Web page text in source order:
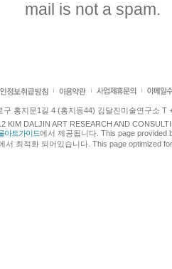
mail is not a spam.
구 홍지문1길 4 (홍지동44) 김달진미술연구소 T
KIM DALJIN ART RESEARCH AND
아트가이드에서 제공됩니다. This page provided
서 최적화 되어있습니다. This page optimized